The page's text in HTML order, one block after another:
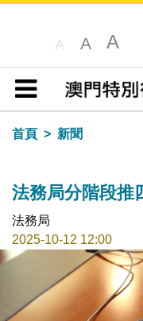
A A A
目錄
首頁
新聞
法務局分階段推
法務局
2025-10-12 12:00